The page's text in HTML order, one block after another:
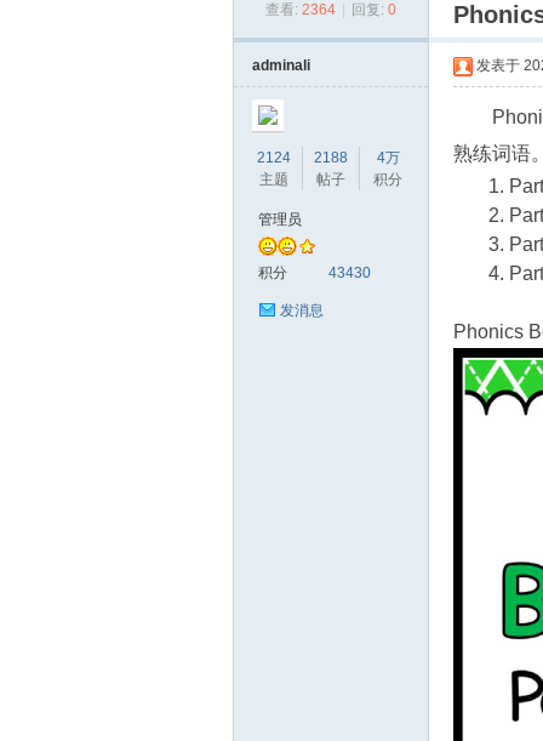
›
查看: 2364 回复: 0
adminali
2124
主题
2188
帖子
4万
积分
管理员
积分 43430
发消息
发表于
熟练词语
Phonics